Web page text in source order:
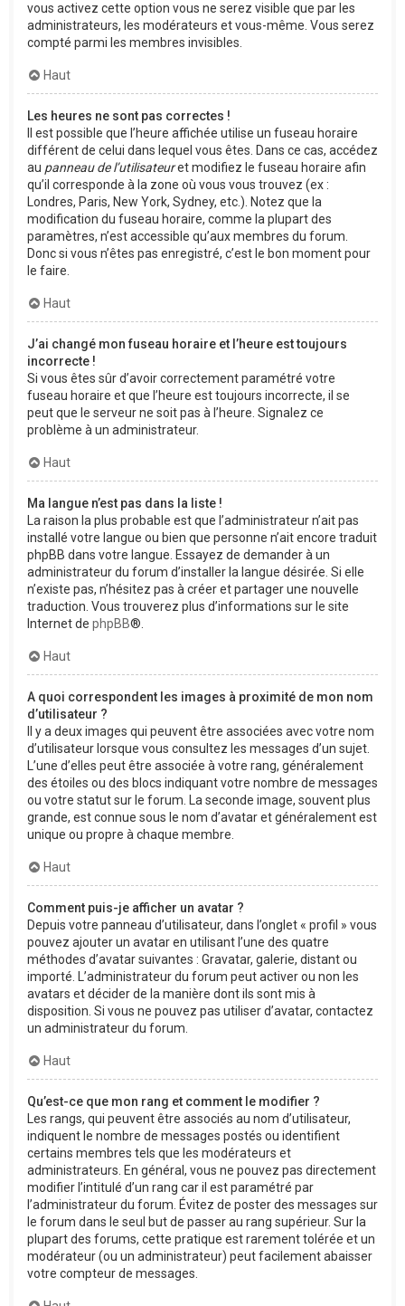
vous activez cette option vous ne serez visible que par les
administrateurs, les modérateurs et vous-même. Vous serez
compté parmi les membres invisibles.
Haut
Les heures ne sont pas correctes !
Il est possible que l’heure affichée utilise un fuseau horaire
différent de celui dans lequel vous êtes. Dans ce cas, accédez
au panneau de l’utilisateuret modifiez le fuseau horaire afin
qu’il corresponde à la zone où vous vous trouvez (ex :
Londres, Paris, New York, Sydney, etc.). Notez que la
modification du fuseau horaire, comme la plupart des
paramètres, n’est accessible qu’aux membres du forum.
Donc si vous n’êtes pas enregistré, c’est le bon moment pour
le faire.
Haut
J’ai changé mon fuseau horaire et l’heure est toujours
incorrecte !
Si vous êtes sûr d’avoir correctement paramétré votre
fuseau horaire et que l’heure est toujours incorrecte, il se
peut que le serveur ne soit pas à l’heure. Signalez ce
problème à un administrateur.
Haut
Ma langue n’est pas dans la liste !
La raison la plus probable est que l’administrateur n’ait pas
installé votre langue ou bien que personne n’ait encore traduit
phpBB dans votre langue. Essayez de demander à un
administrateur du forum d’installer la langue désirée. Si elle
n’existe pas, n’hésitez pas à créer et partager une nouvelle
traduction. Vous trouverez plus d’informations sur le site
Internet de phpBB®.
Haut
A quoi correspondent les images à proximité de mon nom
d’utilisateur ?
Il y a deux images qui peuvent être associées avec votre nom
d’utilisateur lorsque vous consultez les messages d’un sujet.
L’une d’elles peut être associée à votre rang, généralement
des étoiles ou des blocs indiquant votre nombre de messages
ou votre statut sur le forum. La seconde image, souvent plus
grande, est connue sous le nom d’avatar et généralement est
unique ou propre à chaque membre.
Haut
Comment puis-je afficher un avatar ?
Depuis votre panneau d’utilisateur, dans l’onglet « profil » vous
pouvez ajouter un avatar en utilisant l’une des quatre
méthodes d’avatar suivantes : Gravatar, galerie, distant ou
importé. L’administrateur du forum peut activer ou non les
avatars et décider de la manière dont ils sont mis à
disposition. Si vous ne pouvez pas utiliser d’avatar, contactez
un administrateur du forum.
Haut
Qu’est-ce que mon rang et comment le modifier ?
Les rangs, qui peuvent être associés au nom d’utilisateur,
indiquent le nombre de messages postés ou identifient
certains membres tels que les modérateurs et
administrateurs. En général, vous ne pouvez pas directement
modifier l’intitulé d’un rang car il est paramétré par
l’administrateur du forum. Évitez de poster des messages sur
le forum dans le seul but de passer au rang supérieur. Sur la
plupart des forums, cette pratique est rarement tolérée et un
modérateur (ou un administrateur) peut facilement abaisser
votre compteur de messages.